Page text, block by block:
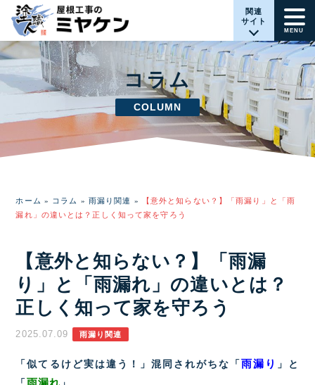
関連
サイト
MENU
コラム
COLUMN
ホーム » コラム » 雨漏り関連 »
【意外と知らない？】「雨漏り」と「雨
漏れ」の違いとは？正しく知って家を守ろう
【意外と知らない？】「雨漏
り」と「雨漏れ」の違いとは？
正しく知って家を守ろう
2025.07.09 雨漏り関連
「似てるけど実は違う！」混同されがちな「雨漏り
」と
雨漏れ